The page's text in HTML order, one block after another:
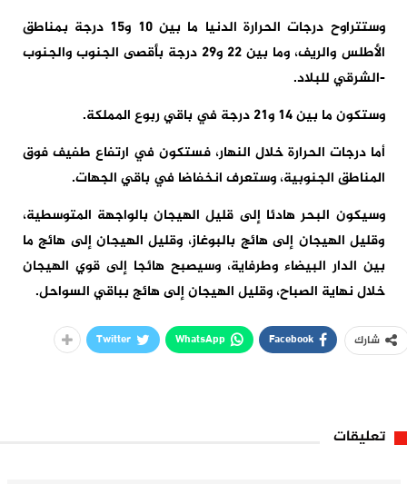
وستتراوح درجات الحرارة الدنيا ما بين 10 و15 درجة بمناطق
الأطلس والريف، وما بين 22 و29 درجة بأقصى الجنوب والجنوب
-الشرقي للبلاد.
وستكون ما بين 14 و21 درجة في باقي ربوع المملكة.
أما درجات الحرارة خلال النهار، فستكون في ارتفاع طفيف فوق
المناطق الجنوبية، وستعرف انخفاضا في باقي الجهات.
وسيكون البحر هادئا إلى قليل الهيجان بالواجهة المتوسطية،
وقليل الهيجان إلى هائج بالبوغاز، وقليل الهيجان إلى هائج ما
بين الدار البيضاء وطرفاية، وسيصبح هائجا إلى قوي الهيجان
خلال نهاية الصباح، وقليل الهيجان إلى هائج بباقي السواحل.
شارك Facebook
WhatsApp
Twitter
تعليقات